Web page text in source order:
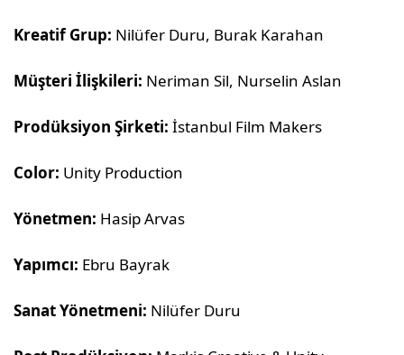
Kreatif Grup: Nilüfer Duru, Burak Karahan
Müşteri İlişkileri: Neriman Sil, Nurselin Aslan
Prodüksiyon Şirketi: İstanbul Film Makers
Color: Unity Production
Yönetmen: Hasip Arvas
Yapımcı: Ebru Bayrak
Sanat Yönetmeni: Nilüfer Duru